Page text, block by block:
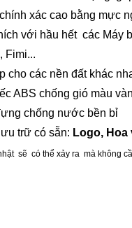
xác cao bằng mực
với hầu hết các Máy
, Fimi...
cho các nền đất khác
ABS chống gió màu
chống nước bền bỉ
trữ có sẵn: Logo,
sẽ có thể xảy ra mà không